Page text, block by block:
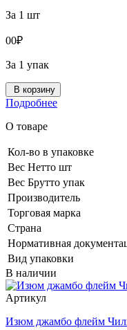
За 1 шт
00₽
За 1 упак
В корзину
Подробнее
О товаре
Кол-во в упаковке
Вес Нетто шт
Вес Брутто упак
Производитель
Торговая марка
Страна
Нормативная
Вид упаковки
В наличии
Артикул
Изюм джамбо флейм